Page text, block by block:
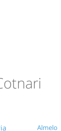
Almelo